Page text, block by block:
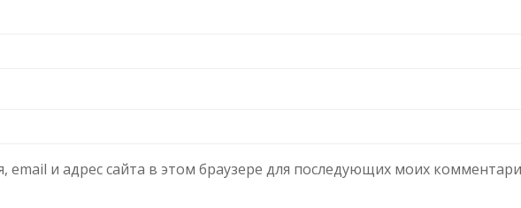
email и адрес сайта в этом браузере для последующих моих